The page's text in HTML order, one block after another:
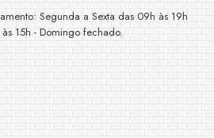
Segunda a Sexta das 09h às 19h
15h - Domingo fechado.